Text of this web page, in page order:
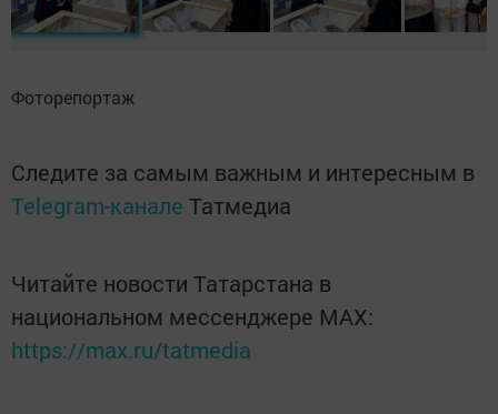
Фоторепортаж
Следите за самым важным и интересным в
Telegram-канале Татмедиа
Читайте новости Татарстана в
национальном мессенджере MАХ:
https://max.ru/tatmedia